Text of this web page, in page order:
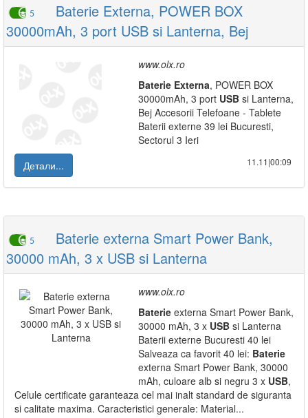
5
Baterie Externa, POWER BOX
30000mAh, 3 port USB si Lanterna, Bej
www.olx.ro
Baterie Externa, POWER BOX
30000mAh, 3 port USB si Lanterna,
Bej Accesorii Telefoane - Tablete
Baterii externe 39 lei Bucuresti,
Sectorul 3 Ieri
Детали...
11.11|00:09
5
Baterie externa Smart Power Bank,
30000 mAh, 3 x USB si Lanterna
www.olx.ro
Baterie externa Smart Power Bank,
30000 mAh, 3 x USB si Lanterna
Baterii externe Bucuresti 40 lei
Salveaza ca favorit 40 lei: Baterie
externa Smart Power Bank, 30000
mAh, culoare alb si negru 3 x USB,
Celule certificate garanteaza cel mai inalt standard de siguranta
si calitate maxima. Caracteristici generale: Material...